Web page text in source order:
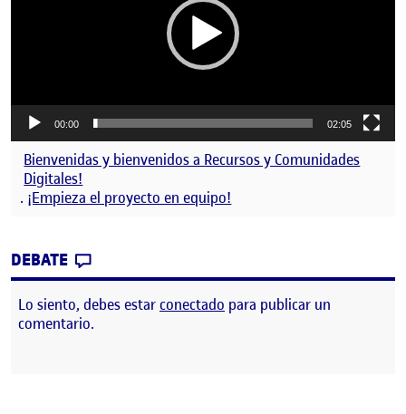
00:00 02:05
Bienvenidas y bienvenidos a Recursos y Comunidades
Digitales!
. ¡Empieza el proyecto en equipo!
DEBATE
Lo siento, debes estarconectado para publicar un
comentario.